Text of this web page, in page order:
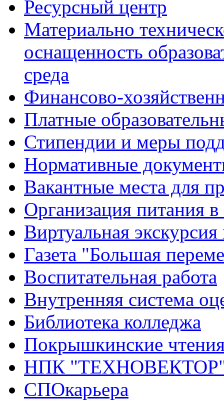
Ресурсный центр
Материально
оснащенность
среда
Финансово-
Платные
Стипендии и меры
Нормативные
Вакантные места для
Организация питания в
Виртуальная
Газета "Большая
Воспитательная работа
Внутренняя система
Библиотека колледжа
Покрышкинские
НПК
СПОкарьера